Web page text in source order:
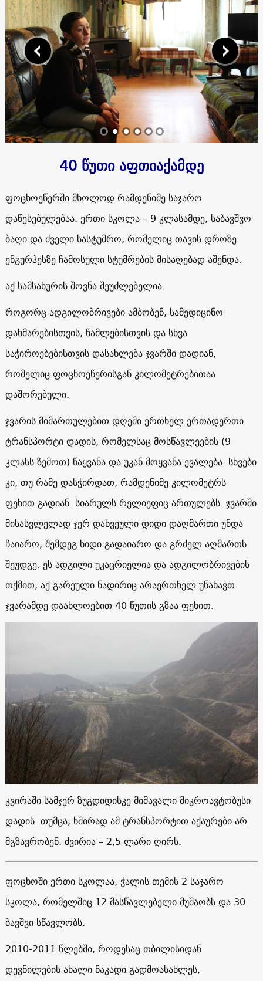
40 წუთი აფთიაქამდე
ფოცხოეწერში მხოლოდ რამდენიმე საჯარო
დაწესებულებაა. ერთი სკოლა – 9 კლასამდე, საბავშვო
ბაღი და ძველი სასტუმრო, რომელიც თავის დროზე
ენგურჰესზე ჩამოსული სტუმრების მისაღებად აშენდა.
აქ სამსახურის შოვნა შეუძლებელია.
როგორც ადგილობრივები ამბობენ, სამედიცინო
დახმარებისთვის, წამლებისთვის და სხვა
საჭიროებებისთვის დასახლება ჯვარში დადიან,
რომელიც ფოცხოეწერისგან კილომეტრებითაა
დაშორებული.
ჯვარის მიმართულებით დღეში ერთხელ ერთადერთი
ტრანსპორტი დადის, რომელსაც მოსწავლეების (9
კლასს ზემოთ) წაყვანა და უკან მოყვანა ევალება. სხვები
კი, თუ რამე დასჭირდათ, რამდენიმე კილომეტრს
ფეხით გადიან. სიარულს რელიეფიც ართულებს. ჯვარში
მისასვლელად ჯერ დახვეული დიდი დაღმართი უნდა
ჩაიარო, შემდეგ ხიდი გადაიარო და გრძელ აღმართს
შეუდგე. ეს ადგილი უკაცრიელია და ადგილობრივების
თქმით, აქ გარეული ნადირიც არაერთხელ უნახავთ.
ჯვარამდე დაახლოებით 40 წუთის გზაა ფეხით.
კვირაში სამჯერ ზუგდიდისკე მიმავალი მიკროავტობუსი
დადის. თუმცა, ხშირად ამ ტრანსპორტით აქაურები არ
მგზავრობენ. ძვირია – 2,5 ლარი ღირს.
ფოცხოში ერთი სკოლაა, ჭალის თემის 2 საჯარო
სკოლა, რომელშიც 12 მასწავლებელი მუშაობს და 30
ბავშვი სწავლობს.
2010-2011 წლებში, როდესაც თბილისიდან
დევნილების ახალი ნაკადი გადმოასახლეს,